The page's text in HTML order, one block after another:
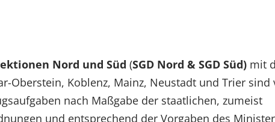
Nord und Süd (SGD Nord & SGD Süd) mit
Oberstein, Koblenz, Mainz, Neustadt und Trier sind
nach Maßgabe der staatlichen, zumeist
und entsprechend der Vorgaben des